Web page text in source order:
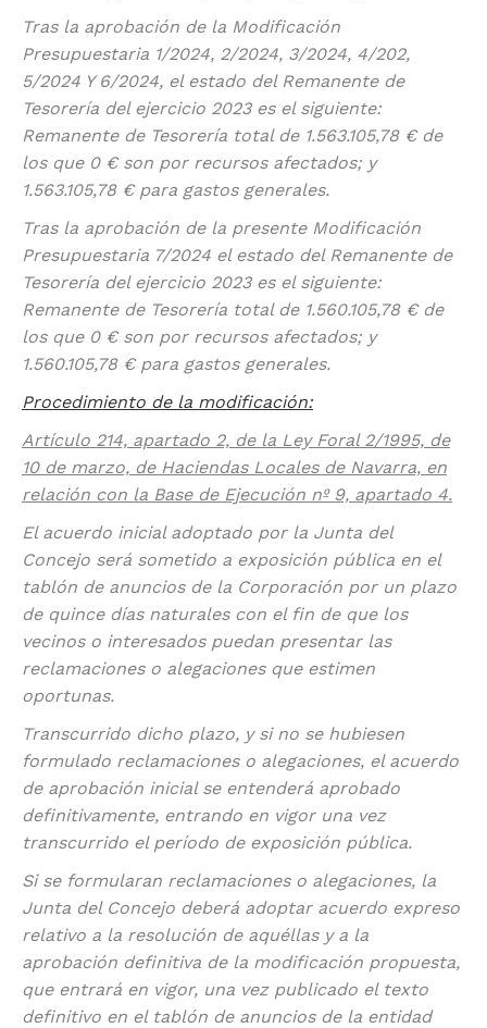
Tras la aprobación de la Modificación
Presupuestaria 1/2024, 2/2024, 3/2024, 4/202,
5/2024 Y 6/2024, el estado del Remanente de
Tesorería del ejercicio 2023 es el siguiente:
Remanente de Tesorería total de 1.563.105,78 € de
los que 0 € son por recursos afectados; y
1.563.105,78 € para gastos generales.
Tras la aprobación de la presente Modificación
Presupuestaria 7/2024 el estado del Remanente de
Tesorería del ejercicio 2023 es el siguiente:
Remanente de Tesorería total de 1.560.105,78 € de
los que 0 € son por recursos afectados; y
1.560.105,78 € para gastos generales.
Procedimiento de la modificación:
Artículo 214, apartado 2, de la Ley Foral 2/1995, de
10 de marzo, de Haciendas Locales de Navarra, en
relación con la Base de Ejecución nº 9, apartado 4.
El acuerdo inicial adoptado por la Junta del
Concejo será sometido a exposición pública en el
tablón de anuncios de la Corporación por un plazo
de quince días naturales con el fin de que los
vecinos o interesados puedan presentar las
reclamaciones o alegaciones que estimen
oportunas.
Transcurrido dicho plazo, y si no se hubiesen
formulado reclamaciones o alegaciones, el acuerdo
de aprobación inicial se entenderá aprobado
definitivamente, entrando en vigor una vez
transcurrido el período de exposición pública.
Si se formularan reclamaciones o alegaciones, la
Junta del Concejo deberá adoptar acuerdo expreso
relativo a la resolución de aquéllas y a la
aprobación definitiva de la modificación propuesta,
que entrará en vigor, una vez publicado el texto
definitivo en el tablón de anuncios de la entidad